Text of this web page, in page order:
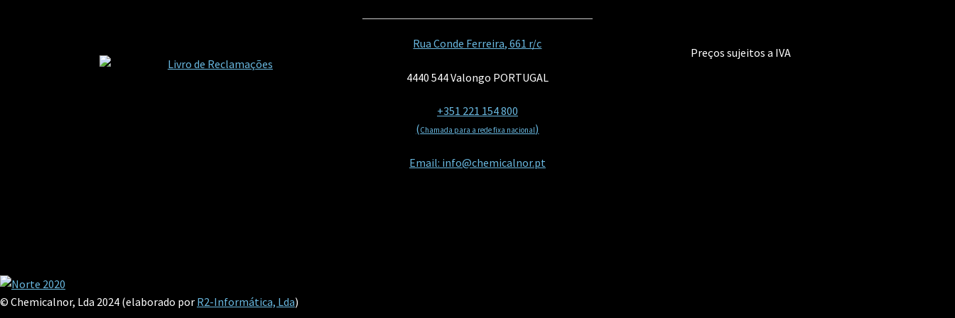
Rua Conde Ferreira, 661 r/c
4440 544 Valongo PORTUGAL
+351 221 154 800
(Chamada para a rede fixa nacional)
Email: info@chemicalnor.pt
Preços sujeitos a IVA
© Chemicalnor, Lda 2024 (elaborado por R2-Informática, Lda)